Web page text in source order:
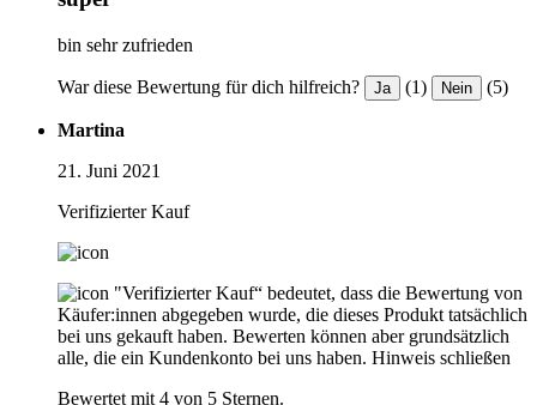
bin sehr zufrieden
War diese Bewertung für dich hilfreich? Ja (1) Nein (5)
Martina
21. Juni 2021
Verifizierter Kauf
"Verifizierter Kauf“ bedeutet, dass die Bewertung von
Käufer:innen abgegeben wurde, die dieses Produkt tatsächlich
bei uns gekauft haben. Bewerten können aber grundsätzlich
alle, die ein Kundenkonto bei uns haben. Hinweis schließen
Bewertet mit 4 von 5 Sternen.